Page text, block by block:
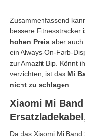
Zusammenfassend
bessere Fitnesstracker
hohen Preis aber auch
ein Always-On-Farb-
zur Amazfit Bip. Könnt
verzichten, ist das Mi
nicht zu schlagen
Xiaomi Mi
Da das Xiaomi Mi